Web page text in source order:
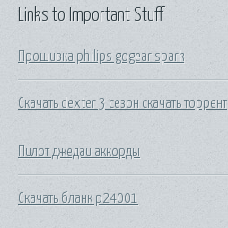
Links to Important Stuff
Прошивка philips gogear spark
Скачать dexter 3 сезон скачать торрент
Пилот джедаи аккорды
Скачать бланк р24001